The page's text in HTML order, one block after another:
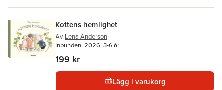
Kottens hemlighet
Av Lena Anderson
Inbunden, 2026, 3-6 år
199 kr
Lägg i varukorg